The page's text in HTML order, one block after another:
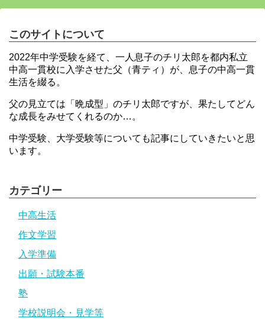
このサイトについて
2022年中学受験を経て、一人息子のチリ太郎を都内私立
中高一貫校に入学させた父（青ティ）が、息子の中高一貫
生活を綴る。
父の見立ては「晩成型」のチリ太郎ですが、果たしてどん
な成長をみせてくれるのか…。
中学受験、大学受験等についても記事にしていきたいと思
います。
カテゴリー
中高生活
作文学習
入学準備
出願・試験本番
塾
学校説明会・見学等